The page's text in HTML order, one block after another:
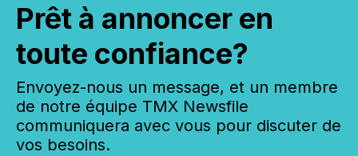
Prêt à annoncer en
toute confiance?
Envoyez-nous un message, et un membre
de notre équipe TMX Newsfile
communiquera avec vous pour discuter de
vos besoins.